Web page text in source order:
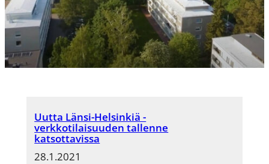
Uutta Länsi-Helsinkiä -
verkkotilaisuuden tallenne
katsottavissa
28.1.2021